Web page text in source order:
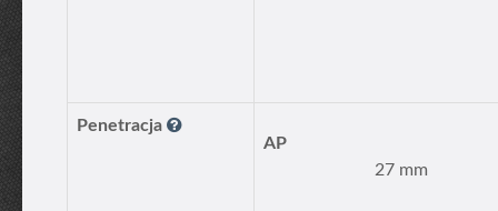
Penetracja
AP
27 mm